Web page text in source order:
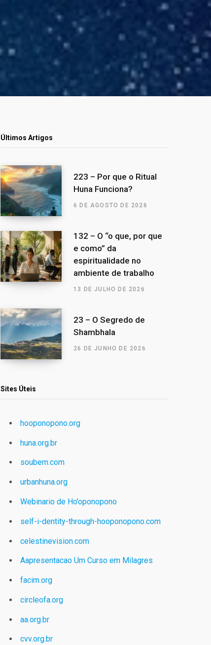
Últimos Artigos
223 – Por que o Ritual
Huna Funciona?
6 DE AGOSTO DE 2026
132 – O “o que, por que
e como” da
espiritualidade no
ambiente de trabalho
13 DE JULHO DE 2026
23 – O Segredo de
Shambhala
26 DE JUNHO DE 2026
Sites Úteis
hooponopono.org
huna.org.br
soubem.com
urbanhuna.org
Webinario de Ho’oponopono
self-i-dentity-through-hooponopono.com
celestinevision.com
Aapresentacao Um Curso em Milagres
facim.org
circleofa.org
aa.org.br
cvv.org.br